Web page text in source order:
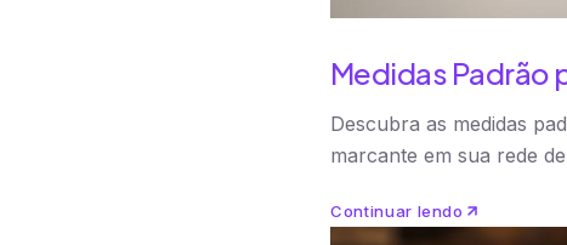
Medidas Padrão
Descubra as medidas
marcante em sua rede
Continuar lendo